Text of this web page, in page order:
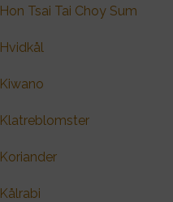
Hon Tsai Tai Choy Sum
Hvidkål
Kiwano
Klatreblomster
Koriander
Kålrabi